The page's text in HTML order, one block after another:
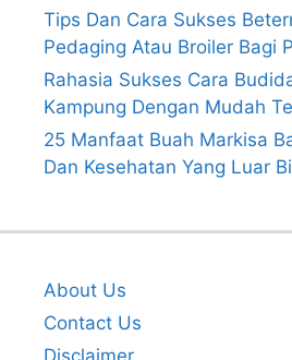
Tips Dan Cara Sukses
Pedaging Atau Broiler Bagi
Rahasia Sukses Cara
Kampung Dengan Mudah
25 Manfaat Buah Markisa
Dan Kesehatan Yang Luar
About Us
Contact Us